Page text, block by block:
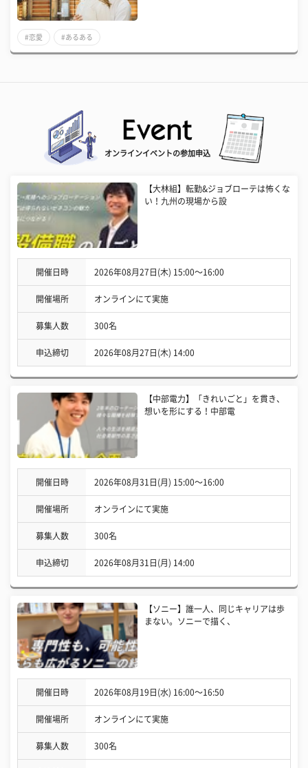
#恋愛 #あるある
オンラインイベントの参加申込
【大林組】転勤&ジョブローテは怖くな
い！九州の現場から設
開催日時 2026年08月27日(木) 15:00〜16:00
開催場所 オンラインにて実施
募集人数 300名
申込締切 2026年08月27日(木) 14:00
【中部電力】「きれいごと」を貫き、
想いを形にする！中部電
開催日時 2026年08月31日(月) 15:00〜16:00
開催場所 オンラインにて実施
募集人数 300名
申込締切 2026年08月31日(月) 14:00
【ソニー】誰一人、同じキャリアは歩
まない。ソニーで描く、
開催日時 2026年08月19日(水) 16:00〜16:50
開催場所 オンラインにて実施
募集人数 300名